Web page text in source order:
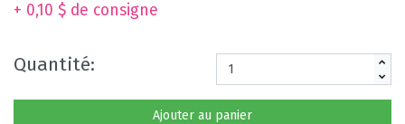
+ 0,10 $ de consigne
Quantité:
Ajouter au panier